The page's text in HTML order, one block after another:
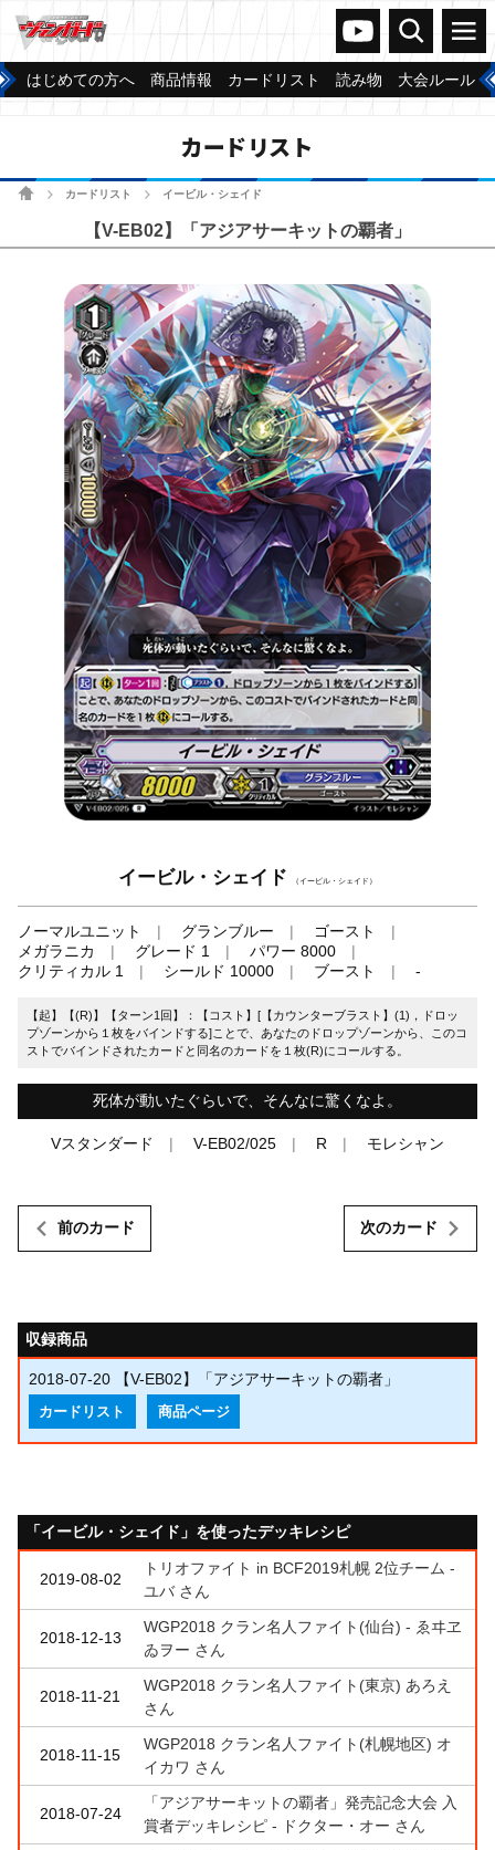
ヴァンガードch
検索 メニュー
はじめての方へ 商品情報 カードリスト 読み物 大会ルール
カードリスト
ホームカードリスト イービル・シェイド
【V-EB02】「アジアサーキットの覇者」
イービル・シェイド （イービル・シェイド）
ノーマルユニット グランブルー
ゴースト
メガラニカ
グレード 1
パワー 8000
クリティカル 1
シールド 10000 ブースト -
【起】【(R)】【ターン1回】：【コスト】[【カウンターブラスト】(1)，ドロッ
プゾーンから１枚をバインドする]ことで、あなたのドロップゾーンから、このコ
ストでバインドされたカードと同名のカードを１枚(R)にコールする。
死体が動いたぐらいで、そんなに驚くなよ。
Vスタンダード V-EB02/025 R モレシャン
前のカード 次のカード
収録商品
2018-07-20 【V-EB02】「アジアサーキットの覇者」
カードリスト 商品ページ
「イービル・シェイド」を使ったデッキレシピ
2019-08-02
トリオファイト in BCF2019札幌 2位チーム -
ユバ さん
2018-12-13
WGP2018 クラン名人ファイト(仙台) - ゑヰヱ
ゐヲー さん
2018-11-21
WGP2018 クラン名人ファイト(東京) あろえ
さん
2018-11-15
WGP2018 クラン名人ファイト(札幌地区) オ
イカワ さん
2018-07-24
「アジアサーキットの覇者」発売記念大会 入
賞者デッキレシピ - ドクター・オー さん